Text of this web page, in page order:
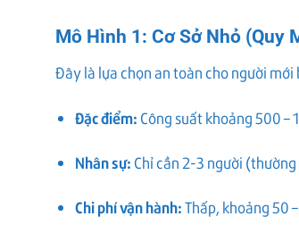
Mô Hình 1: Cơ Sở Nhỏ (Quy
Đây là lựa chọn an toàn cho người mới
Đặc điểm: Công suất khoảng 500
Nhân sự: Chỉ cần 2-3 người
Chi phí vận hành:Thấp, khoảng 50